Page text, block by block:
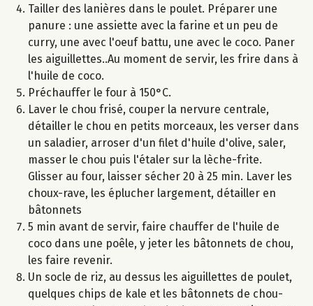
Tailler des lanières dans le poulet. Préparer une
panure : une assiette avec la farine et un peu de
curry, une avec l'oeuf battu, une avec le coco. Paner
les aiguillettes..Au moment de servir, les frire dans à
l'huile de coco.
Préchauffer le four à 150°C.
Laver le chou frisé, couper la nervure centrale,
détailler le chou en petits morceaux, les verser dans
un saladier, arroser d'un filet d'huile d'olive, saler,
masser le chou puis l'étaler sur la lèche-frite.
Glisser au four, laisser sécher 20 à 25 min. Laver les
choux-rave, les éplucher largement, détailler en
bâtonnets
5 min avant de servir, faire chauffer de l'huile de
coco dans une poêle, y jeter les bâtonnets de chou,
les faire revenir.
Un socle de riz, au dessus les aiguillettes de poulet,
quelques chips de kale et les bâtonnets de chou-